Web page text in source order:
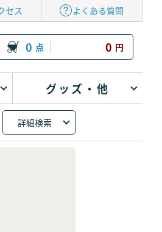
セス よくある質問
0 点 0 円
グッズ・他
詳細検索